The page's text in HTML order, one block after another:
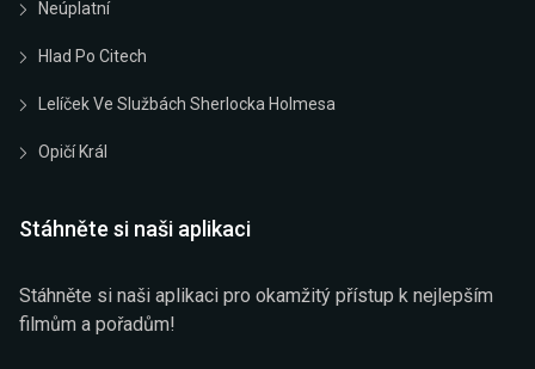
Neúplatní
Hlad Po Citech
Lelíček Ve Službách Sherlocka Holmesa
Opičí Král
Stáhněte si naši aplikaci
Stáhněte si naši aplikaci pro okamžitý přístup k nejlepším
filmům a pořadům!